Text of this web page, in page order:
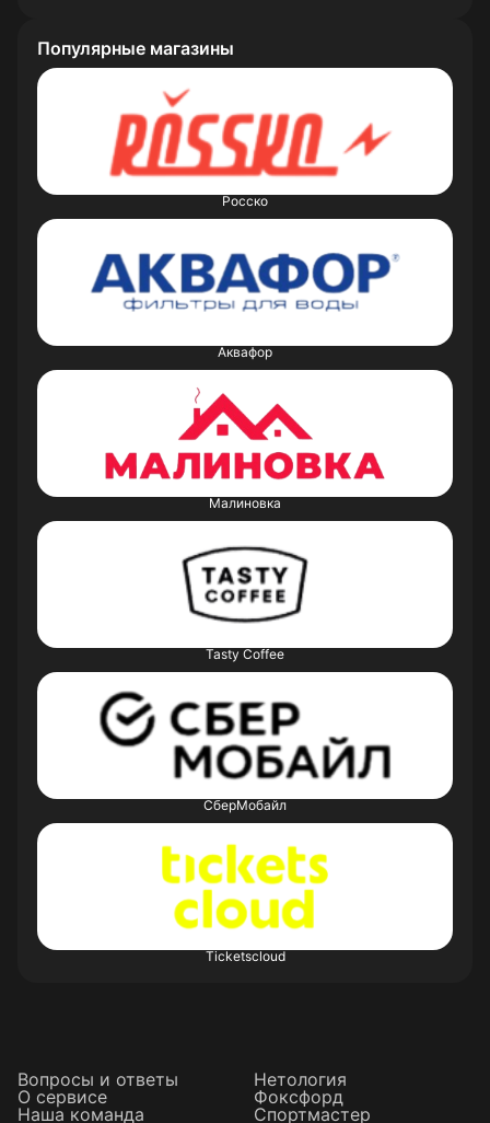
Популярные магазины
Росско
Аквафор
Малиновка
Tasty Coffee
СберМобайл
Ticketscloud
Вопросы и ответы
О сервисе
Наша команда
Нетология
Фоксфорд
Спортмастер